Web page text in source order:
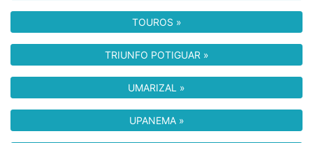
TOUROS »
TRIUNFO POTIGUAR »
UMARIZAL »
UPANEMA »